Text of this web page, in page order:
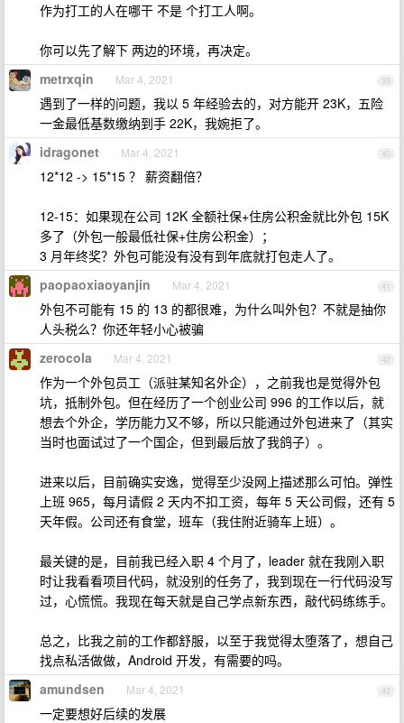
作为打工的人在哪干 不是 个打工人啊。
你可以先了解下 两边的环境，再决定。
39
metrxqin Mar 4, 2021
遇到了一样的问题，我以 5 年经验去的，对方能开 23K，五险
一金最低基数缴纳到手 22K，我婉拒了。
40
idragonet Mar 4, 2021
12*12 -> 15*15 ？ 薪资翻倍？
12-15：如果现在公司 12K 全额社保+住房公积金就比外包 15K
多了（外包一般最低社保+住房公积金）；
3 月年终奖？外包可能没有没有到年底就打包走人了。
41
paopaoxiaoyanjin Mar 4, 2021
外包不可能有 15 的 13 的都很难，为什么叫外包？不就是抽你
人头税么？你还年轻小心被骗
42
zerocola Mar 4, 2021
作为一个外包员工（派驻某知名外企），之前我也是觉得外包
坑，抵制外包。但在经历了一个创业公司 996 的工作以后，就
想去个外企，学历能力又不够，所以只能通过外包进来了（其实
当时也面试过了一个国企，但到最后放了我鸽子）。
进来以后，目前确实安逸，觉得至少没网上描述那么可怕。弹性
上班 965，每月请假 2 天内不扣工资，每年 5 天公司假，还有 5
天年假。公司还有食堂，班车（我住附近骑车上班）。
最关键的是，目前我已经入职 4 个月了，leader 就在我刚入职
时让我看看项目代码，就没别的任务了，我到现在一行代码没写
过，心慌慌。我现在每天就是自己学点新东西，敲代码练练手。
总之，比我之前的工作都舒服，以至于我觉得太堕落了，想自己
找点私活做做，Android 开发，有需要的吗。
43
amundsen Mar 4, 2021
一定要想好后续的发展